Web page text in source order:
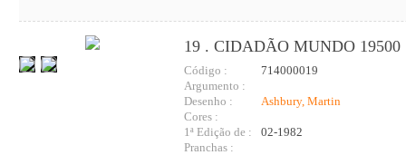
19 . CIDADÃO MUNDO 19500
Código :
714000019
Argumento :
Desenho :
Ashbury, Martin
Cores :
1ª Edição de :
02-1982
Pranchas :